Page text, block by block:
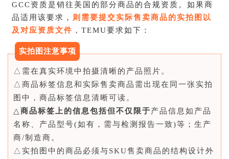
GCC资质是销往美国的部分商品的合规资质。如果商
品适用该要求， 则需要提交实际售卖商品的实拍图以
及对应资质文件 ，TEMU要求如下：
实拍图注意事项
△需在真实环境中拍摄清晰的产品照片。
△商品标签信息和实际售卖商品需出现在同一张实拍
图中，商品标签信息清晰可读。
△ 商品标签上的信息包括但不仅限于产品信息如产品
名称、产品型号(如有，需与检测报告一致)等；生产
商/制造商。
△实拍图中的商品必须与SKU售卖商品的结构设计外